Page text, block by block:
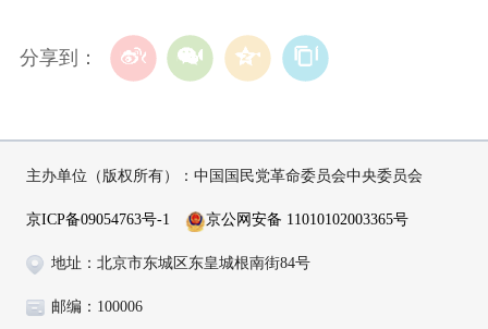
分享到：
主办单位（版权所有）：中国国民党革命委员会中央委员会
京ICP备09054763号-1 京公网安备 11010102003365号
地址：北京市东城区东皇城根南街84号
邮编：100006